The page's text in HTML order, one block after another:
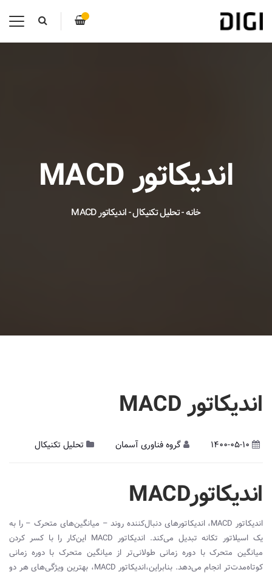
اندیکاتور MACD
خانه-تحلیل تکنیکال-اندیکاتور MACD
اندیکاتور MACD
1400-05-10 گروه فناوری آسمان تحلیل تکنیکال
اندیکاتورMACD
اندیکاتور MACD،‌ اندیکاتورهای دنبال‌کننده روند – میانگین‌های متحرک – را به
یک اسیلاتور تکانه تبدیل می‌کند. ‌اندیکاتور MACD این‌کار را با کسر کردن
میانگین متحرک با دوره زمانی طولانی‌تر از میانگین متحرک با دوره زمانی
کوتاه‌مدت‌تر انجام می‌دهد. بنابراین،‌اندیکاتور MACD، بهترین ویژگی‌های هر دو